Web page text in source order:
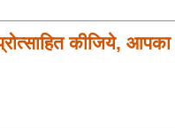
कीजिये, आपका